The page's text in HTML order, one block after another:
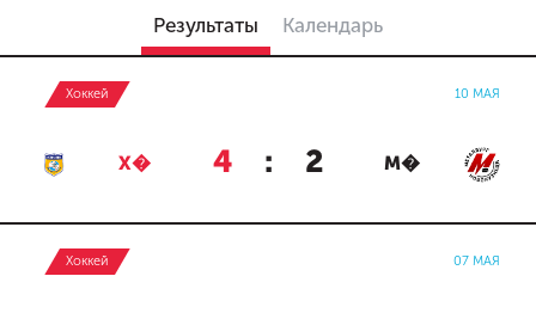
Результаты Календарь
Хоккей 10 МАЯ
Х� 4 : 2 М�
Хоккей 07 МАЯ